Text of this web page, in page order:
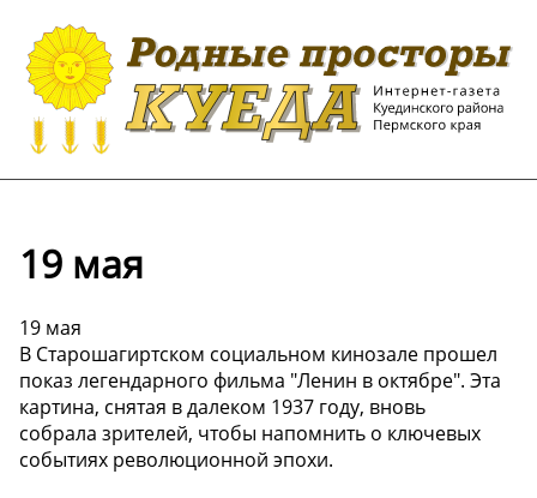
19 мая
19 мая
В Старошагиртском социальном кинозале прошел
показ легендарного фильма "Ленин в октябре". Эта
картина, снятая в далеком 1937 году, вновь
собрала зрителей, чтобы напомнить о ключевых
событиях революционной эпохи.